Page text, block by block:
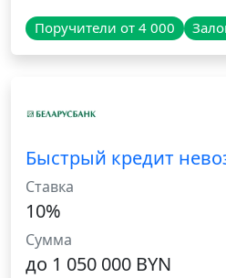
Поручители от 4 000
Быстрый кредит
Ставка
10%
Сумма
до 1 050 000 BYN